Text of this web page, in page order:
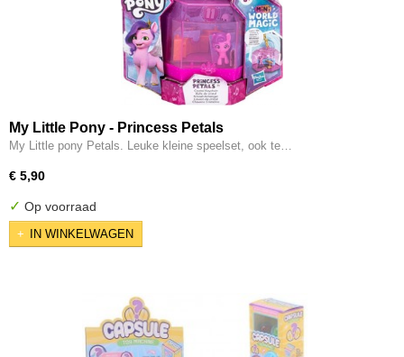
My Little Pony - Princess Petals
My Little pony Petals. Leuke kleine speelset, ook te…
€ 5,90
✓ Op voorraad
IN WINKELWAGEN